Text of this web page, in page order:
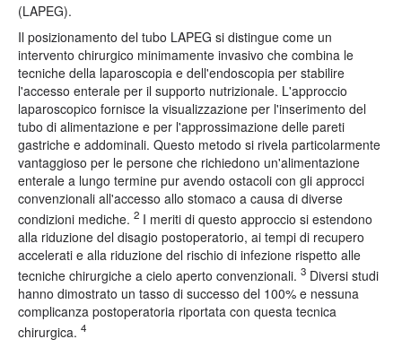
(LAPEG).
Il posizionamento del tubo LAPEG si distingue come un
intervento chirurgico minimamente invasivo che combina le
tecniche della laparoscopia e dell'endoscopia per stabilire
l'accesso enterale per il supporto nutrizionale. L'approccio
laparoscopico fornisce la visualizzazione per l'inserimento del
tubo di alimentazione e per l'approssimazione delle pareti
gastriche e addominali. Questo metodo si rivela particolarmente
vantaggioso per le persone che richiedono un'alimentazione
enterale a lungo termine pur avendo ostacoli con gli approcci
convenzionali all'accesso allo stomaco a causa di diverse
condizioni mediche. 2 I meriti di questo approccio si estendono
alla riduzione del disagio postoperatorio, ai tempi di recupero
accelerati e alla riduzione del rischio di infezione rispetto alle
tecniche chirurgiche a cielo aperto convenzionali. 3 Diversi studi
hanno dimostrato un tasso di successo del 100% e nessuna
complicanza postoperatoria riportata con questa tecnica
chirurgica. 4